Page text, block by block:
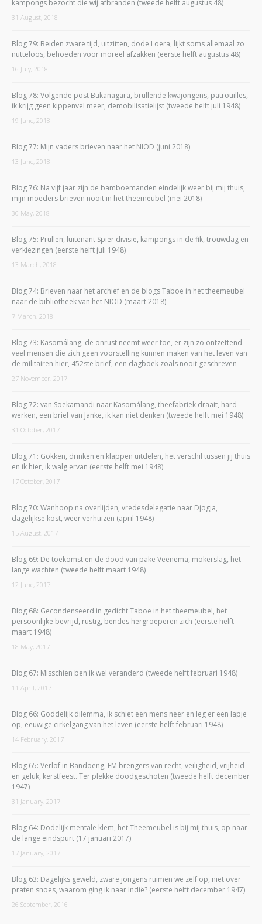
kampongs bezocht die wij afbranden (tweede helft augustus 48)
31 August, 2018
Blog 79: Beiden zware tijd, uitzitten, dode Loera, lijkt soms allemaal zo
nutteloos, behoeden voor moreel afzakken (eerste helft augustus 48)
16 July, 2018
Blog 78: Volgende post Bukanagara, brullende kwajongens, patrouilles,
ik krijg geen kippenvel meer, demobilisatielijst (tweede helft juli 1948)
19 June, 2018
Blog 77: Mijn vaders brieven naar het NIOD (juni 2018)
13 June, 2018
Blog 76: Na vijf jaar zijn de bamboemanden eindelijk weer bij mij thuis,
mijn moeders brieven nooit in het theemeubel (mei 2018)
30 May, 2018
Blog 75: Prullen, luitenant Spier divisie, kampongs in de fik, trouwdag en
verkiezingen (eerste helft juli 1948)
13 March, 2018
Blog 74: Brieven naar het archief en de blogs Taboe in het theemeubel
naar de bibliotheek van het NIOD (maart 2018)
7 March, 2018
Blog 73: Kasomálang, de onrust neemt weer toe, er zijn zo ontzettend
veel mensen die zich geen voorstelling kunnen maken van het leven van
de militairen hier, 452ste brief, een dagboek zoals nooit geschreven
27 November, 2017
Blog 72: van Soekamandi naar Kasomálang, theefabriek draait, hard
werken, een brief van Janke, ik kan niet denken (tweede helft mei 1948)
31 October, 2017
Blog 71: Gokken, drinken en klappen uitdelen, het verschil tussen jij thuis
en ik hier, ik walg ervan (eerste helft mei 1948)
17 October, 2017
Blog 70: Wanhoop na overlijden, vredesdelegatie naar Djogja,
dagelijkse kost, weer verhuizen (april 1948)
15 August, 2017
Blog 69: De toekomst en de dood van pake Veenema, mokerslag, het
lange wachten (tweede helft maart 1948)
12 June, 2017
Blog 68: Gecondenseerd in gedicht Taboe in het theemeubel, het
persoonlijke bevrijd, rustig, bendes hergroeperen zich (eerste helft
maart 1948)
18 May, 2017
Blog 67: Misschien ben ik wel veranderd (tweede helft februari 1948)
11 April, 2017
Blog 66: Goddelijk dilemma, ik schiet een mens neer en leg er een lapje
op, eeuwige cirkelgang van het leven (eerste helft februari 1948)
14 February, 2017
Blog 65: Verlof in Bandoeng, EM brengers van recht, veiligheid, vrijheid
en geluk, kerstfeest. Ter plekke doodgeschoten (tweede helft december
1947)
31 January, 2017
Blog 64: Dodelijk mentale klem, het Theemeubel is bij mij thuis, op naar
de lange eindspurt (17 januari 2017)
17 January, 2017
Blog 63: Dagelijks geweld, zware jongens ruimen we zelf op, niet over
praten snoes, waarom ging ik naar Indië? (eerste helft december 1947)
26 September, 2016